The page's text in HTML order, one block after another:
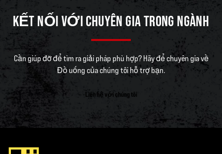
KẾT NỐI VỚI CHUYÊN GIA TRONG NGÀNH
Cần giúp đỡ để tìm ra giải pháp phù hợp? Hãy để chuyên gia về
Đồ uống của chúng tôi hỗ trợ bạn.
Liên hệ với chúng tôi